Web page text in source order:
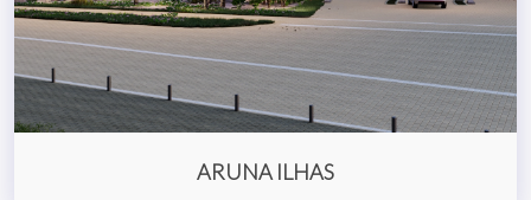
ARUNA ILHAS